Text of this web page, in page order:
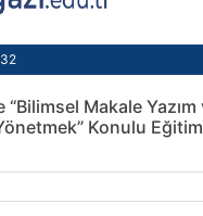
Makale Yazım
Konulu Eğitim